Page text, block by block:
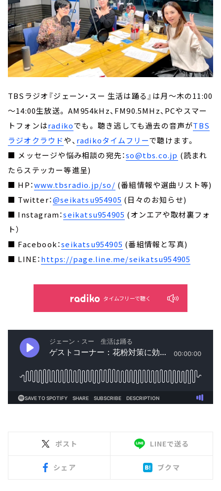
TBSラジオ『ジェーン・スー 生活は踊る』は月～木の11:00
～14:00生放送。 AM954kHz、FM90.5MHz、PCやスマー
トフォンはradikoでも。 聴き逃しても過去の音声がTBS
ラジオクラウドや、 radikoタイムフリーで聴けます。
■ メッセージや悩み相談の宛先：so@tbs.co.jp (読まれ
たらステッカー等進呈)
■ HP：www.tbsradio.jp/so/ (番組情報や選曲リスト等)
■ Twitter：@seikatsu954905 (日々のお知らせ)
■ Instagram：seikatsu954905 (オンエアや取材裏フォ
ト）
■ Facebook：seikatsu954905 (番組情報と写真)
■ LINE：https://page.line.me/seikatsu954905
タイムフリーで聴く
ポスト LINEで送る
シェア ブクマ